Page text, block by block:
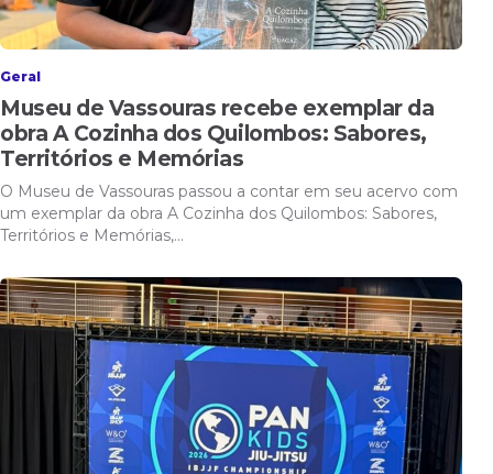
Geral
Museu de Vassouras recebe exemplar da
obra A Cozinha dos Quilombos: Sabores,
Territórios e Memórias
O Museu de Vassouras passou a contar em seu acervo com
um exemplar da obra A Cozinha dos Quilombos: Sabores,
Territórios e Memórias,…